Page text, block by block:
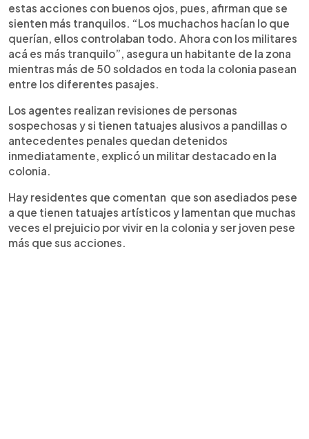
estas acciones con buenos ojos, pues, afirman que se
sienten más tranquilos. “Los muchachos hacían lo que
querían, ellos controlaban todo. Ahora con los militares
acá es más tranquilo”, asegura un habitante de la zona
mientras más de 50 soldados en toda la colonia pasean
entre los diferentes pasajes.
Los agentes realizan revisiones de personas
sospechosas y si tienen tatuajes alusivos a pandillas o
antecedentes penales quedan detenidos
inmediatamente, explicó un militar destacado en la
colonia.
Hay residentes que comentan que son asediados pese
a que tienen tatuajes artísticos y lamentan que muchas
veces el prejuicio por vivir en la colonia y ser joven pese
más que sus acciones.